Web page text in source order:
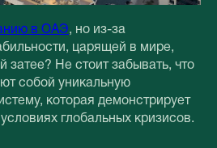
в ОАЭ, но из-за
царящей в мире,
затее? Не стоит забывать, что
собой уникальную
которая демонстрирует
глобальных кризисов.